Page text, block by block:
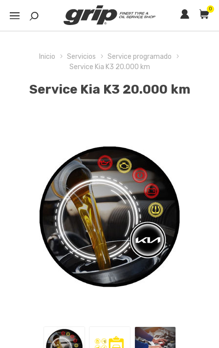
0
Inicio Servicios
Service programado
Service Kia K3 20.000 km
Service Kia K3 20.000 km